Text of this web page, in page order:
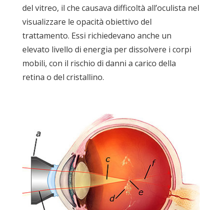
del vitreo, il che causava difficoltà all’oculista nel
visualizzare le opacità obiettivo del
trattamento. Essi richiedevano anche un
elevato livello di energia per dissolvere i corpi
mobili, con il rischio di danni a carico della
retina o del cristallino.